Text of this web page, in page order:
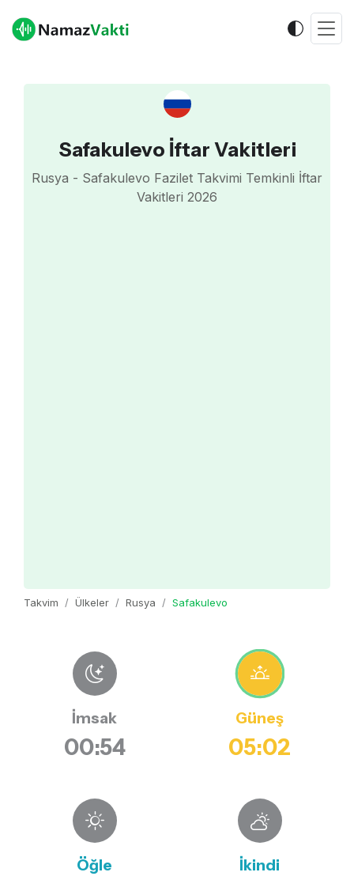
Safakulevo İftar Vakitleri
Rusya - Safakulevo Fazilet Takvimi Temkinli İftar
Vakitleri 2026
Takvim Ülkeler Rusya Safakulevo
İmsak
00:54
Güneş
05:02
Öğle İkindi